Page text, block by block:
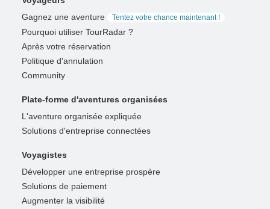
Gagnez une aventure
Tentez votre chance maintenant !
Pourquoi utiliser TourRadar ?
Après votre réservation
Politique d'annulation
Community
Plate-forme d'aventures organisées
L'aventure organisée expliquée
Solutions d'entreprise connectées
Voyagistes
Développer une entreprise prospère
Solutions de paiement
Augmenter la visibilité